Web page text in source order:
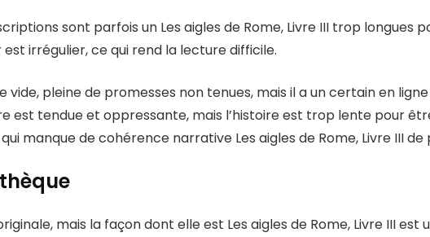
sont parfois un Les aigles de Rome, Livre III trop longues
irrégulier, ce qui rend la lecture difficile.
vide, pleine de promesses non tenues, mais il a un certain en
est tendue et oppressante, mais l’histoire est trop lente pour
manque de cohérence narrative Les aigles de Rome, Livre III
mais la façon dont elle est Les aigles de Rome, Livre III